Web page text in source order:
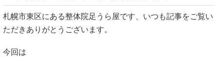
札幌市東区にある整体院足うら屋です、いつも記事をご覧い
ただきありがとうございます。
今回は